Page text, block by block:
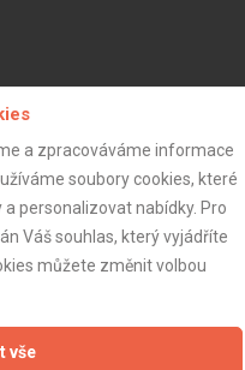
a zpracováváme informace
soubory cookies, které
personalizovat nabídky. Pro
Váš souhlas, který vyjádříte
můžete změnit volbou
vše